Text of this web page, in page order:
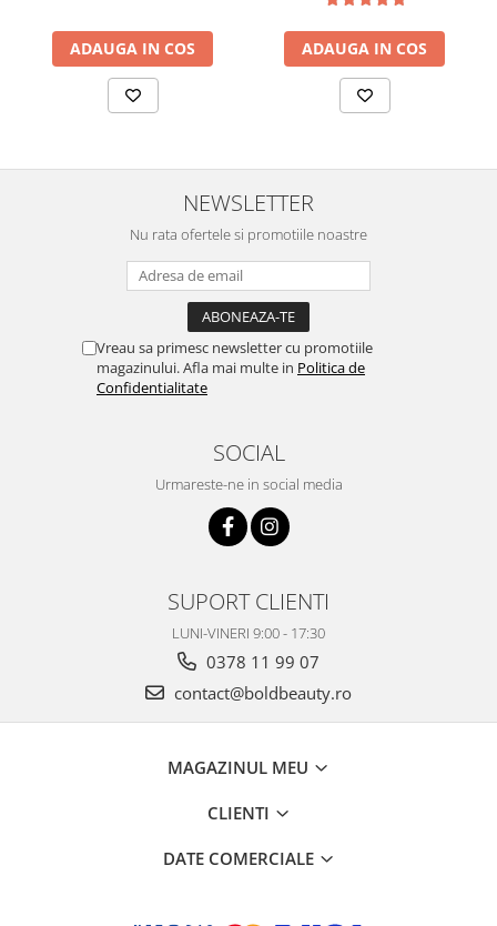
ADAUGA IN COS ADAUGA IN COS
NEWSLETTER
Nu rata ofertele si promotiile noastre
Vreau sa primesc newsletter cu promotiile
magazinului. Afla mai multe in Politica de
Confidentialitate
SOCIAL
Urmareste-ne in social media
SUPORT CLIENTI
LUNI-VINERI 9:00 - 17:30
0378 11 99 07
contact@boldbeauty.ro
MAGAZINUL MEU
CLIENTI
DATE COMERCIALE